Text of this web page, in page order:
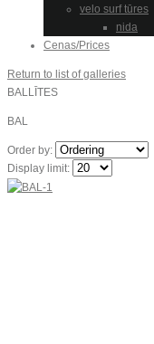
velo surf tūres
nida
Cenas/Prices
Return to list of galleries
BALLĪTES
BAL
Order by:
Display limit: